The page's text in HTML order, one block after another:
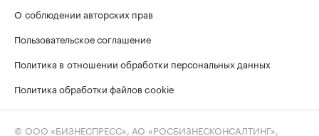
О соблюдении авторских прав
Пользовательское соглашение
Политика в отношении обработки персональных данных
Политика обработки файлов cookie
© ООО «БИЗНЕСПРЕСС», АО «РОСБИЗНЕСКОНСАЛТИНГ»,